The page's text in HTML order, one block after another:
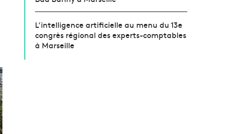
L’intelligence artificielle au menu du 13e
congrès régional des experts-comptables
à Marseille